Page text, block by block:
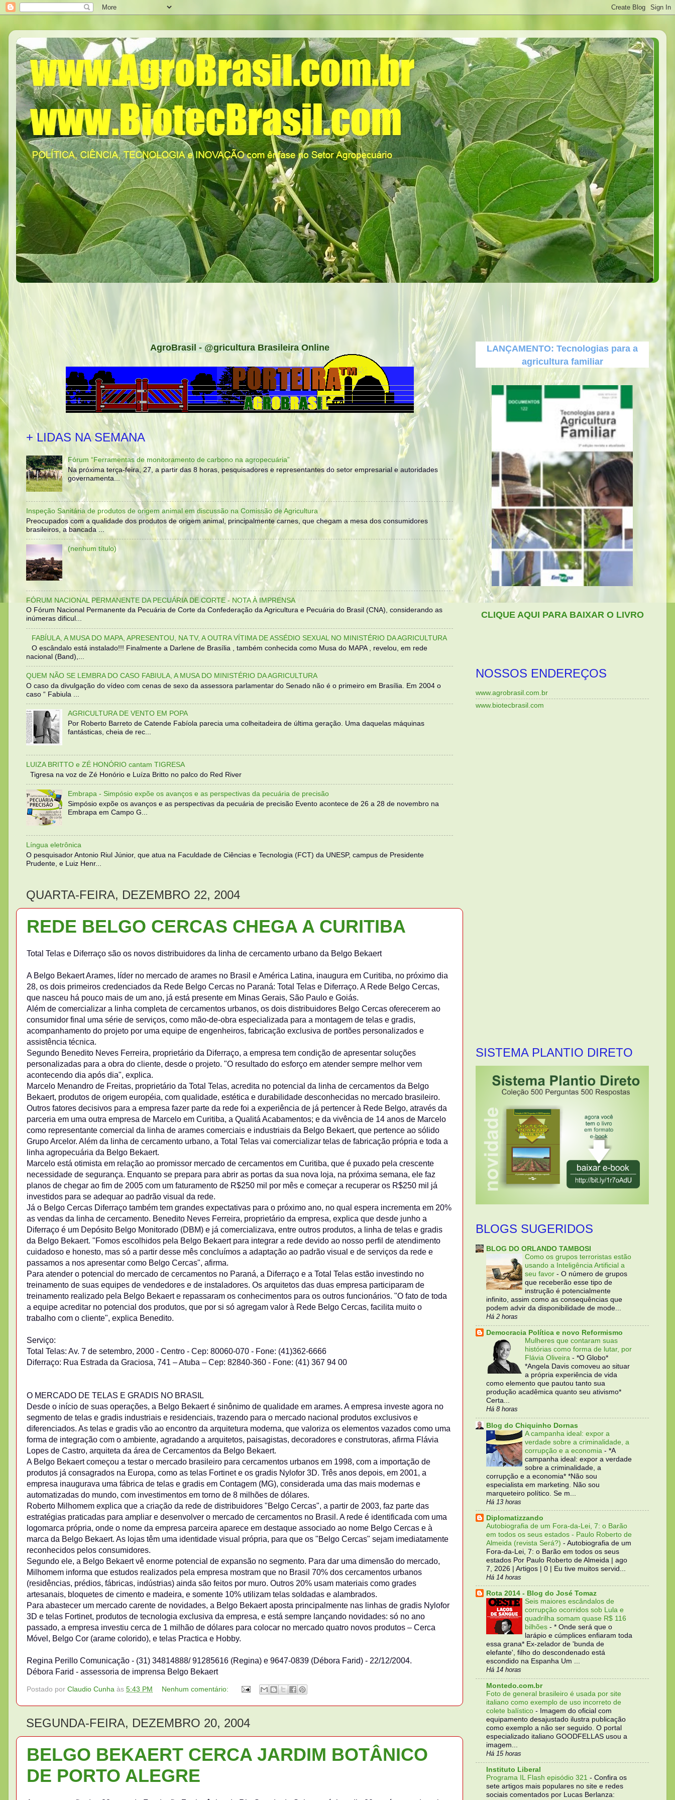
AgroBrasil - @gricultura Brasileira Online
+ LIDAS NA SEMANA
Fórum “Ferramentas de monitoramento de carbono na agropecuária”
Na próxima terça-feira, 27, a partir das 8 horas, pesquisadores e representantes do setor empresarial e autoridades
governamenta...
Inspeção Sanitária de produtos de origem animal em discussão na Comissão de Agricultura
Preocupados com a qualidade dos produtos de origem animal, principalmente carnes, que chegam a mesa dos consumidores
brasileiros, a bancada ...
(nenhum título)
FÓRUM NACIONAL PERMANENTE DA PECUÁRIA DE CORTE - NOTA À IMPRENSA
O Fórum Nacional Permanente da Pecuária de Corte da Confederação da Agricultura e Pecuária do Brasil (CNA), considerando as
inúmeras dificul...
FABÍULA, A MUSA DO MAPA, APRESENTOU, NA TV, A OUTRA VÍTIMA DE ASSÉDIO SEXUAL NO MINISTÉRIO DA AGRICULTURA
O escândalo está instalado!!! Finalmente a Darlene de Brasília , também conhecida como Musa do MAPA , revelou, em rede
nacional (Band),...
QUEM NÃO SE LEMBRA DO CASO FABIULA, A MUSA DO MINISTÉRIO DA AGRICULTURA
O caso da divulgação do vídeo com cenas de sexo da assessora parlamentar do Senado não é o primeiro em Brasília. Em 2004 o
caso “ Fabiula ...
AGRICULTURA DE VENTO EM POPA
Por Roberto Barreto de Catende Fabíola parecia uma colheitadeira de última geração. Uma daquelas máquinas
fantásticas, cheia de rec...
LUIZA BRITTO e ZÉ HONÓRIO cantam TIGRESA
Tigresa na voz de Zé Honório e Luíza Britto no palco do Red River
Embrapa - Simpósio expõe os avanços e as perspectivas da pecuária de precisão
Simpósio expõe os avanços e as perspectivas da pecuária de precisão Evento acontece de 26 a 28 de novembro na
Embrapa em Campo G...
Língua eletrônica
O pesquisador Antonio Riul Júnior, que atua na Faculdade de Ciências e Tecnologia (FCT) da UNESP, campus de Presidente
Prudente, e Luiz Henr...
QUARTA-FEIRA, DEZEMBRO 22, 2004
REDE BELGO CERCAS CHEGA A CURITIBA
Total Telas e Diferraço são os novos distribuidores da linha de cercamento urbano da Belgo Bekaert
A Belgo Bekaert Arames, líder no mercado de arames no Brasil e América Latina, inaugura em Curitiba, no próximo dia
28, os dois primeiros credenciados da Rede Belgo Cercas no Paraná: Total Telas e Diferraço. A Rede Belgo Cercas,
que nasceu há pouco mais de um ano, já está presente em Minas Gerais, São Paulo e Goiás.
Além de comercializar a linha completa de cercamentos urbanos, os dois distribuidores Belgo Cercas oferecerem ao
consumidor final uma série de serviços, como mão-de-obra especializada para a montagem de telas e gradis,
acompanhamento do projeto por uma equipe de engenheiros, fabricação exclusiva de portões personalizados e
assistência técnica.
Segundo Benedito Neves Ferreira, proprietário da Diferraço, a empresa tem condição de apresentar soluções
personalizadas para a obra do cliente, desde o projeto. "O resultado do esforço em atender sempre melhor vem
acontecendo dia após dia", explica.
Marcelo Menandro de Freitas, proprietário da Total Telas, acredita no potencial da linha de cercamentos da Belgo
Bekaert, produtos de origem européia, com qualidade, estética e durabilidade desconhecidas no mercado brasileiro.
Outros fatores decisivos para a empresa fazer parte da rede foi a experiência de já pertencer à Rede Belgo, através da
parceria em uma outra empresa de Marcelo em Curitiba, a Qualitá Acabamentos; e da vivência de 14 anos de Marcelo
como representante comercial da linha de arames comerciais e industriais da Belgo Bekaert, que pertence ao sólido
Grupo Arcelor. Além da linha de cercamento urbano, a Total Telas vai comercializar telas de fabricação própria e toda a
linha agropecuária da Belgo Bekaert.
Marcelo está otimista em relação ao promissor mercado de cercamentos em Curitiba, que é puxado pela crescente
necessidade de segurança. Enquanto se prepara para abrir as portas da sua nova loja, na próxima semana, ele faz
planos de chegar ao fim de 2005 com um faturamento de R$250 mil por mês e começar a recuperar os R$250 mil já
investidos para se adequar ao padrão visual da rede.
Já o Belgo Cercas Diferraço também tem grandes expectativas para o próximo ano, no qual espera incrementa em 20%
as vendas da linha de cercamento. Benedito Neves Ferreira, proprietário da empresa, explica que desde junho a
Diferraço é um Depósito Belgo Monitorado (DBM) e já comercializava, entre outros produtos, a linha de telas e gradis
da Belgo Bekaert. "Fomos escolhidos pela Belgo Bekaert para integrar a rede devido ao nosso perfil de atendimento
cuidadoso e honesto, mas só a partir desse mês concluímos a adaptação ao padrão visual e de serviços da rede e
passamos a nos apresentar como Belgo Cercas", afirma.
Para atender o potencial do mercado de cercamentos no Paraná, a Diferraço e a Total Telas estão investindo no
treinamento de suas equipes de vendedores e de instaladores. Os arquitetos das duas empresa participaram de
treinamento realizado pela Belgo Bekaert e repassaram os conhecimentos para os outros funcionários. "O fato de toda
a equipe acreditar no potencial dos produtos, que por si só agregam valor à Rede Belgo Cercas, facilita muito o
trabalho com o cliente", explica Benedito.
Serviço:
Total Telas: Av. 7 de setembro, 2000 - Centro - Cep: 80060-070 - Fone: (41)362-6666
Diferraço: Rua Estrada da Graciosa, 741 – Atuba – Cep: 82840-360 - Fone: (41) 367 94 00
O MERCADO DE TELAS E GRADIS NO BRASIL
Desde o início de suas operações, a Belgo Bekaert é sinônimo de qualidade em arames. A empresa investe agora no
segmento de telas e gradis industriais e residenciais, trazendo para o mercado nacional produtos exclusivos e
diferenciados. As telas e gradis vão ao encontro da arquitetura moderna, que valoriza os elementos vazados como uma
forma de integração com o ambiente, agradando a arquitetos, paisagistas, decoradores e construtoras, afirma Flávia
Lopes de Castro, arquiteta da área de Cercamentos da Belgo Bekaert.
A Belgo Bekaert começou a testar o mercado brasileiro para cercamentos urbanos em 1998, com a importação de
produtos já consagrados na Europa, como as telas Fortinet e os gradis Nylofor 3D. Três anos depois, em 2001, a
empresa inaugurava uma fábrica de telas e gradis em Contagem (MG), considerada uma das mais modernas e
automatizadas do mundo, com investimentos em torno de 8 milhões de dólares.
Roberto Milhomem explica que a criação da rede de distribuidores "Belgo Cercas", a partir de 2003, faz parte das
estratégias praticadas para ampliar e desenvolver o mercado de cercamentos no Brasil. A rede é identificada com uma
logomarca própria, onde o nome da empresa parceira aparece em destaque associado ao nome Belgo Cercas e à
marca da Belgo Bekaert. As lojas têm uma identidade visual própria, para que os "Belgo Cercas" sejam imediatamente
reconhecidos pelos consumidores.
Segundo ele, a Belgo Bekaert vê enorme potencial de expansão no segmento. Para dar uma dimensão do mercado,
Milhomem informa que estudos realizados pela empresa mostram que no Brasil 70% dos cercamentos urbanos
(residências, prédios, fábricas, indústrias) ainda são feitos por muro. Outros 20% usam materiais como grades
artesanais, bloquetes de cimento e madeira, e somente 10% utilizam telas soldadas e alambrados.
Para abastecer um mercado carente de novidades, a Belgo Bekaert aposta principalmente nas linhas de gradis Nylofor
3D e telas Fortinet, produtos de tecnologia exclusiva da empresa, e está sempre lançando novidades: só no ano
passado, a empresa investiu cerca de 1 milhão de dólares para colocar no mercado quatro novos produtos – Cerca
Móvel, Belgo Cor (arame colorido), e telas Practica e Hobby.
Regina Perillo Comunicação - (31) 34814888/ 91285616 (Regina) e 9647-0839 (Débora Farid) - 22/12/2004.
Débora Farid - assessoria de imprensa Belgo Bekaert
Postado por Claudio Cunha às 5:43 PM Nenhum comentário:
SEGUNDA-FEIRA, DEZEMBRO 20, 2004
BELGO BEKAERT CERCA JARDIM BOTÂNICO
DE PORTO ALEGRE
LANÇAMENTO: Tecnologias para a
agricultura familiar
CLIQUE AQUI PARA BAIXAR O LIVRO
NOSSOS ENDEREÇOS
www.agrobrasil.com.br
www.biotecbrasil.com
SISTEMA PLANTIO DIRETO
BLOGS SUGERIDOS
BLOG DO ORLANDO TAMBOSI
Como os grupos terroristas estão
usando a Inteligência Artificial a
seu favor - O número de grupos
que receberão esse tipo de
instrução é potencialmente
infinito, assim como as consequências que
podem advir da disponibilidade de mode...
Há 2 horas
Democracia Política e novo Reformismo
Mulheres que contaram suas
histórias como forma de lutar, por
Flávia Oliveira - *O Globo*
*Angela Davis comoveu ao situar
a própria experiência de vida
como elemento que pautou tanto sua
produção acadêmica quanto seu ativismo*
Certa...
Há 8 horas
Blog do Chiquinho Dornas
A campanha ideal: expor a
verdade sobre a criminalidade, a
corrupção e a economia - *A
campanha ideal: expor a verdade
sobre a criminalidade, a
corrupção e a economia* *Não sou
especialista em marketing. Não sou
marqueteiro político. Se m...
Há 13 horas
Diplomatizzando
Autobiografia de um Fora-da-Lei, 7: o Barão
em todos os seus estados - Paulo Roberto de
Almeida (revista Será?) - Autobiografia de um
Fora-da-Lei, 7: o Barão em todos os seus
estados Por Paulo Roberto de Almeida | ago
7, 2026 | Artigos | 0 | Eu tive muitos servid...
Há 14 horas
Rota 2014 - Blog do José Tomaz
Seis maiores escândalos de
corrupção ocorridos sob Lula e
quadrilha somam quase R$ 116
bilhões - * Onde será que o
larápio e cúmplices enfiaram toda
essa grana* Ex-zelador de 'bunda de
elefante', filho do descondenado está
escondido na Espanha Um ...
Há 14 horas
Montedo.com.br
Foto de general brasileiro é usada por site
italiano como exemplo de uso incorreto de
colete balístico -
Imagem do oficial com
equipamento desajustado ilustra publicação
como exemplo a não ser seguido. O portal
especializado italiano GOODFELLAS usou a
imagem...
Há 15 horas
Instituto Liberal
Programa IL Flash episódio 321 - Confira os
sete artigos mais populares no site e redes
sociais comentados por Lucas Berlanza: